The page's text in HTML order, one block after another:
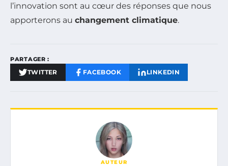
l’innovation sont au cœur des réponses que nous
apporterons au changement climatique.
PARTAGER :
TWITTER FACEBOOK LINKEDIN
AUTEUR